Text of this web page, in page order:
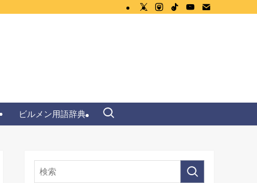
ビルメン用語辞典